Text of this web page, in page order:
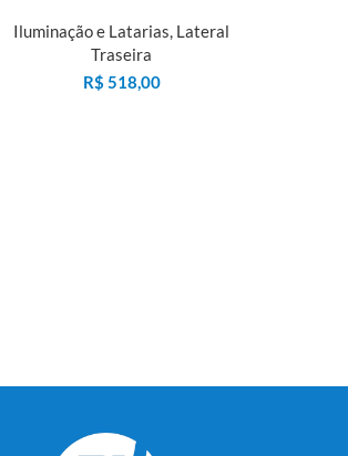
Iluminação e Latarias, Lateral
Traseira
R$ 518,00